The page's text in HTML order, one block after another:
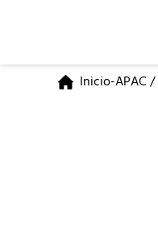
Inicio-APAC/